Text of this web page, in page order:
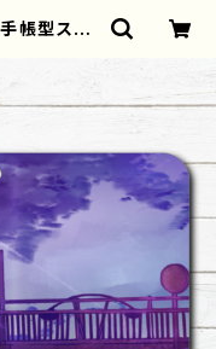
帳型スマ
おしゃ
ズ レディ
11 AQ
ドロイ
すめ JK
服 黒髪
ーター 絵
タイト
ケー
しゃれ/イ
気/後払い/
さ